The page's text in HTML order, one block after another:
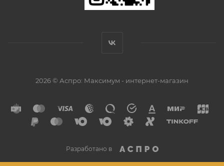
2026 © Аспро: Максимум - интернет-магазин
Разработано в